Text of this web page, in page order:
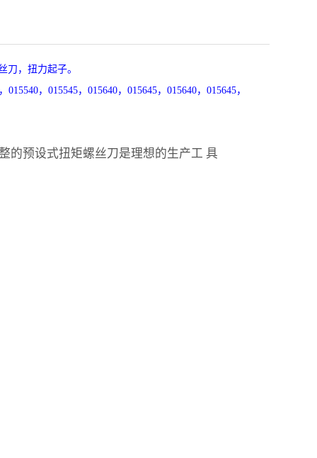
刀，扭力起子。
，015545，015640，015645，015640，015645，
的预设式扭矩螺丝刀是理想的生产工 具